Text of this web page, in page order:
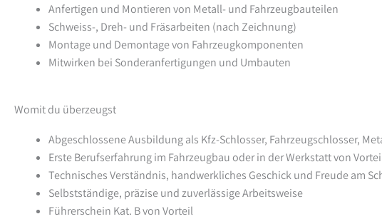
Anfertigen und Montieren von Metall- und Fahrzeugbauteilen
Schweiss-, Dreh- und Fräsarbeiten (nach Zeichnung)
Montage und Demontage von Fahrzeugkomponenten
Mitwirken bei Sonderanfertigungen und Umbauten
Womit du überzeugst
Abgeschlossene Ausbildung als Kfz-Schlosser, Fahrzeugschlosser,
Erste Berufserfahrung im Fahrzeugbau oder in der Werkstatt von
Technisches Verständnis, handwerkliches Geschick und Freude am
Selbstständige, präzise und zuverlässige Arbeitsweise
Führerschein Kat. B von Vorteil